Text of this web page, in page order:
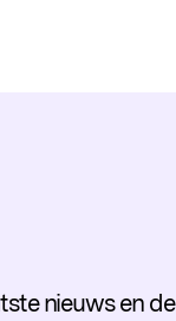
nieuws en de